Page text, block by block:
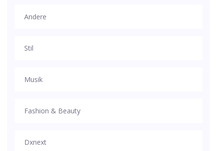
Andere
Stil
Musik
Fashion & Beauty
Dxnext